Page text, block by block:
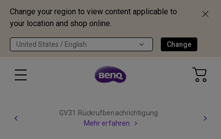
Change your region to view content applicable to
your location and shop online.
United States / English Change
GV31 Rückrufbenachrichtigung
Mehr erfahren